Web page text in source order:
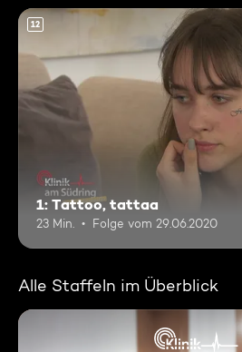
12
1: Tattoo, tattaa
23 Min. Folge vom 29.06.2020
Alle Staffeln im Überblick